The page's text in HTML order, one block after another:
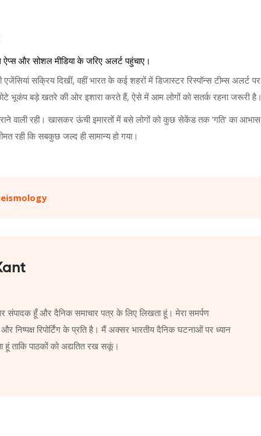
ऐप्स और सोशल मीडिया के जरिए अलर्ट पहुंचाए।
सक्रिय दिखीं, वहीं भारत के कई शहरों में डिजास्टर रिस्पॉन्स टीम्स अलर्ट पर
छोटे भूकंप बड़े खतरे की ओर इशारा करते हैं, ऐसे में आम लोगों को सतर्क रहना जरूरी है।
वाली रही। खासकर ऊंची इमारतों में बसे लोगों को कुछ सेकेंड तक 'गति' का आभास
रही कि सबकुछ जल्द ही सामान्य हो गया।
संपादक हूँ और दैनिक समाचार पत्र के लिए लिखता हूं। मेरा समर्पण
और निष्पक्ष रिपोर्टिंग के प्रति है। मैं अक्सर भारतीय दैनिक घटनाओं पर ध्यान
हूं ताकि पाठकों को अद्यतित रख सकूं।